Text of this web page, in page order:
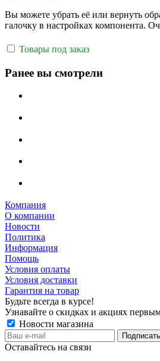
Вы можете убрать её или вернуть
галочку в настройках компонента.
Товары под заказ
Ранее вы смотрели
Компания
О компании
Новости
Политика
Информация
Помощь
Условия оплаты
Условия доставки
Гарантия на товар
Будьте всегда в курсе!
Узнавайте о скидках и акциях
Новости магазина
Оставайтесь на связи